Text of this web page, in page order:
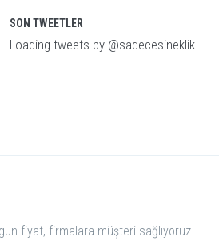
SON TWEETLER
Loading tweets by @sadecesineklik...
fiyat, firmalara müşteri sağlıyoruz.